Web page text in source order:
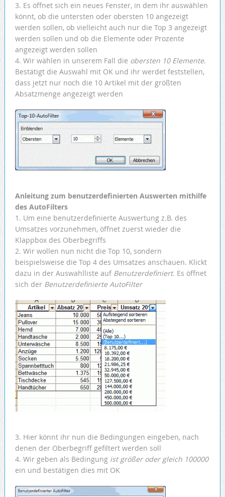
3. Es öffnet sich ein neues Fenster, in dem ihr auswählen
könnt, ob die untersten oder obersten 10 angezeigt
werden sollen, ob vielleicht auch nur die Top 3 angezeigt
werden sollen und ob die Elemente oder Prozente
angezeigt werden sollen
4. Wir wählen in unserem Fall die obersten 10 Elemente.
Bestätigt die Auswahl mit OK und ihr werdet feststellen,
dass jetzt nur noch die 10 Artikel mit der größten
Absatzmenge angezeigt werden
Anleitung zum benutzerdefinierten Auswerten mithilfe
des AutoFilters
1. Um eine benutzerdefinierte Auswertung z.B. des
Umsatzes vorzunehmen, öffnet zuerst wieder die
Klappbox des Oberbegriffs
2. Wir wollen nun nicht die Top 10, sondern
beispielsweise die Top 4 des Umsatzes anschauen. Klickt
dazu in der Auswahlliste auf Benutzerdefiniert. Es öffnet
sich der Benutzerdefinierte AutoFilter
3. Hier könnt ihr nun die Bedingungen eingeben, nach
denen der Oberbegriff gefiltert werden soll
4. Wir geben als Bedingung ist größer oder gleich 100000
ein und bestätigen dies mit OK